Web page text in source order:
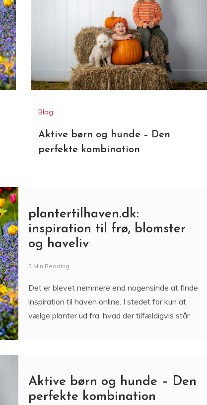
Blog
Aktive børn og hunde – Den
perfekte kombination
plantertilhaven.dk:
inspiration til frø, blomster
og haveliv
3 Min Reading
Det er blevet nemmere end nogensinde at finde
inspiration til haven online. I stedet for kun at
vælge planter ud fra, hvad der tilfældigvis står
Aktive børn og hunde – Den
perfekte kombination